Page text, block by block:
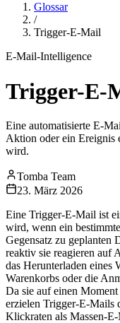
Glossar
/
Trigger-E-Mail
E-Mail-Intelligence
Trigger-E-
Eine automatisierte E-
Aktion oder ein Ereignis
wird.
Tomba Team
23. März 2026
Eine Trigger-E-Mail ist
wird, wenn ein
Gegensatz zu geplanten
reaktiv sie reagieren auf
das Herunterladen eines
Warenkorbs oder die
Da sie auf einen Moment
erzielen Trigger-E-Mails
Klickraten als Massen-